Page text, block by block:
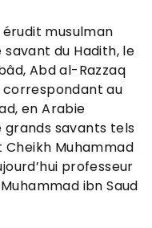
musulman
du Hadith, le
Abd al-Razzaq
correspondant au
en Arabie
grands savants tels
Cheikh Muhammad
professeur
ibn Saud